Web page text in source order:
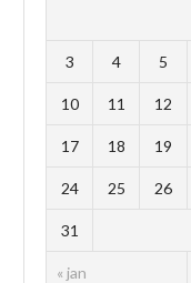
« jan
3 4 5
10 11 12
17 18 19
24 25 26
31